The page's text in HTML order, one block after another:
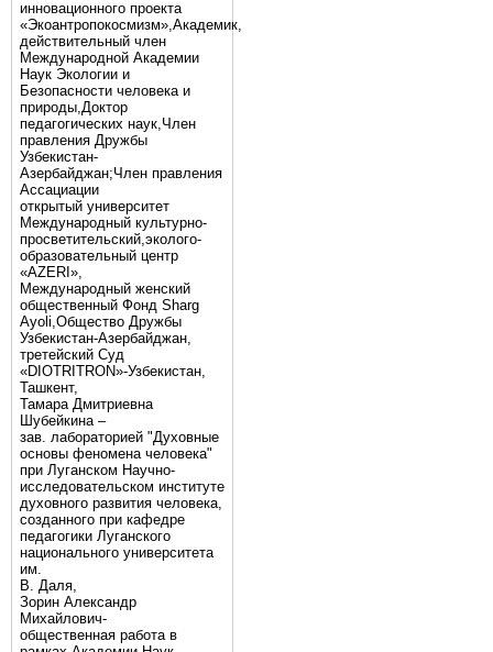
инновационного проекта
«Экоантропокосмизм»,Академик,
действительный член
Международной Академии
Наук Экологии и
Безопасности человека и
природы,Доктор
педагогических наук,Член
правления Дружбы
Узбекистан-
Азербайджан;Член правления
Ассациации
открытый университет
Международный культурно-
просветительский,эколого-
образовательный центр
«AZERI»,
Mеждународный женский
общественный Фонд Sharg
Аyoli,Общество Дружбы
Узбекистан-Азербайджан,
третейский Суд
«DIOTRITRON»-Узбекистан,
Ташкент,
Тамара Дмитриевна
Шубейкина –
зав. лабораторией "Духовные
основы феномена человека"
при Луганском Научно-
исследовательском институте
духовного развития человека,
созданного при кафедре
педагогики Луганского
национального университета
им.
В. Даля,
Зорин Александр
Михайлович-
общественная работа в